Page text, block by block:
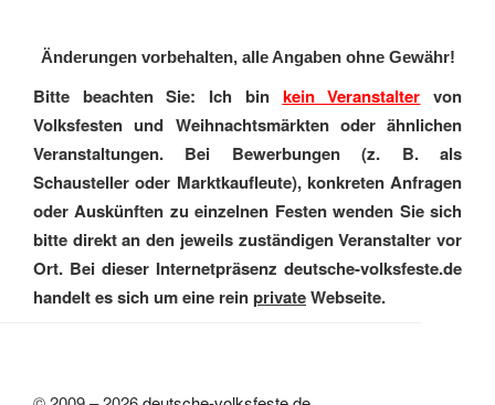
Änderungen vorbehalten, alle Angaben ohne Gewähr!
Bitte beachten Sie: Ich bin kein Veranstalter von
Volksfesten und Weihnachtsmärkten oder ähnlichen
Veranstaltungen. Bei Bewerbungen (z. B. als
Schausteller oder Marktkaufleute), konkreten Anfragen
oder Auskünften zu einzelnen Festen wenden Sie sich
bitte direkt an den jeweils zuständigen Veranstalter vor
Ort. Bei dieser Internetpräsenz deutsche-volksfeste.de
handelt es sich um eine reinprivateWebseite.